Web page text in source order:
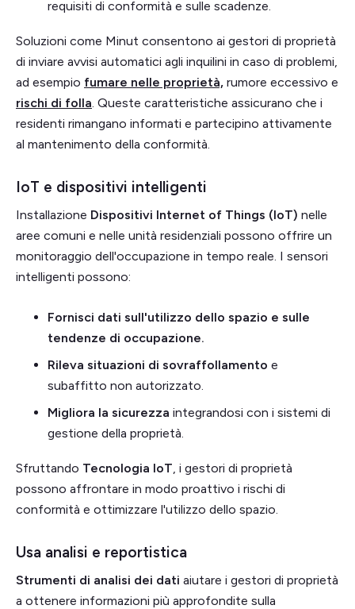
requisiti di conformità e sulle scadenze.
Soluzioni come Minut consentono ai gestori di proprietà
di inviare avvisi automatici agli inquilini in caso di problemi,
ad esempio fumare nelle proprietà, rumore eccessivo e
rischi di folla. Queste caratteristiche assicurano che i
residenti rimangano informati e partecipino attivamente
al mantenimento della conformità.
IoT e dispositivi intelligenti
Installazione Dispositivi Internet of Things (IoT) nelle
aree comuni e nelle unità residenziali possono offrire un
monitoraggio dell'occupazione in tempo reale. I sensori
intelligenti possono:
Fornisci dati sull'utilizzo dello spazio e sulle
tendenze di occupazione.
Rileva situazioni di sovraffollamento e
subaffitto non autorizzato.
Migliora la sicurezza integrandosi con i sistemi di
gestione della proprietà.
Sfruttando Tecnologia IoT, i gestori di proprietà
possono affrontare in modo proattivo i rischi di
conformità e ottimizzare l'utilizzo dello spazio.
Usa analisi e reportistica
Strumenti di analisi dei dati aiutare i gestori di proprietà
a ottenere informazioni più approfondite sulla